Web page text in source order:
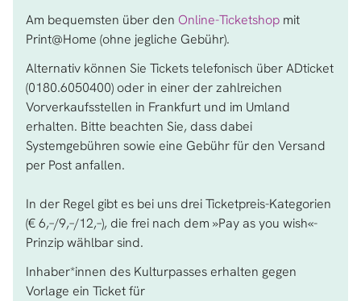
Am bequemsten über den Online-Ticketshop mit
Print@Home (ohne jegliche Gebühr).
Alternativ können Sie Tickets telefonisch über ADticket
(0180.6050400) oder in einer der zahlreichen
Vorverkaufsstellen in Frankfurt und im Umland
erhalten. Bitte beachten Sie, dass dabei
Systemgebühren sowie eine Gebühr für den Versand
per Post anfallen.
In der Regel gibt es bei uns drei Ticketpreis-Kategorien
(€ 6,–/9,–/12,–), die frei nach dem »Pay as you wish«-
Prinzip wählbar sind.
Inhaber*innen des Kulturpasses erhalten gegen
Vorlage ein Ticket für